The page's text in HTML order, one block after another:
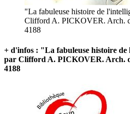
"La fabuleuse histoire de
Clifford A. PICKOVER. Arch.
4188
+ d'infos : "La fabuleuse histoire
par Clifford A. PICKOVER. Arch.
4188